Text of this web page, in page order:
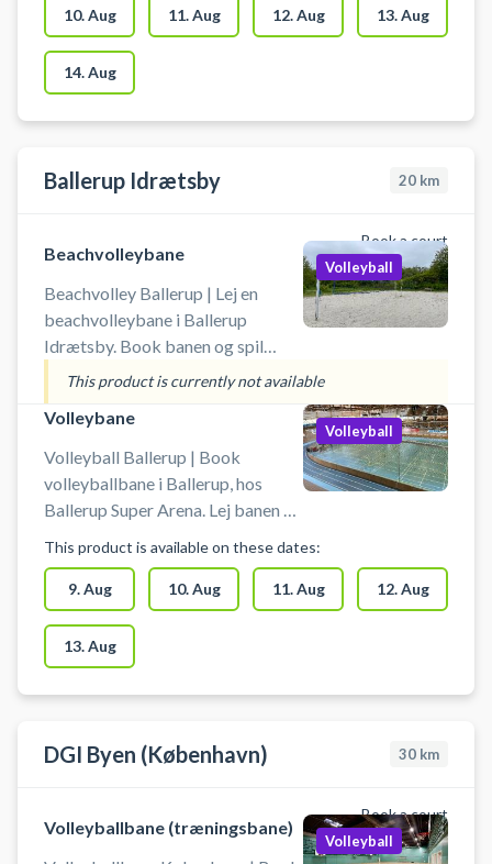
hallerne ved Ishøj Idræts &
Fritidscenter. Medbring selv bold.
Gratis parkering findes ved hallen.
10. Aug 11. Aug 12. Aug 13. Aug
14. Aug
Ballerup Idrætsby 20 km
Book a court
Beachvolleybane
Beachvolley Ballerup | Lej en
beachvolleybane i Ballerup
Idrætsby. Book banen og spil
beachvolley udendørs i Ballerup.
Der er gode parkeringsmuligheder
tæt ved banerne i Ballerup.
Medbring selv bolde.
Volleyball
This product is currently not available
Volleybane
Volleyball Ballerup | Book
volleyballbane i Ballerup, hos
Ballerup Super Arena. Lej banen og
Medbring selv bold ved booking
af volleyballbane i arenaen i
Ballerup. Gratis parkeringspladser
foran arenaen i Ballerup.
Omklædning & badefaciliteter er
til rådighed ved din booking af
Volleyball
This product is available on these dates:
9. Aug 10. Aug 11. Aug 12. Aug
13. Aug
DGI Byen (København) 30 km
Book a court
Volleyballbane (træningsbane)
Volleyball